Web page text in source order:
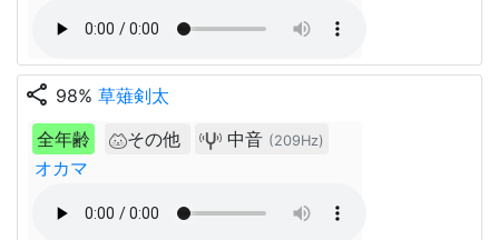
share 98% 草薙剣太
全年齢
その他 中音 (209Hz)
オカマ